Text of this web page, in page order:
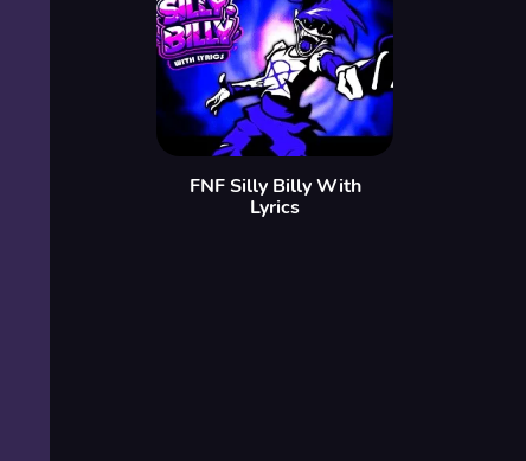
FNF Silly Billy With
Lyrics